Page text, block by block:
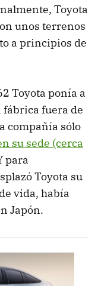
Toyota
unos terrenos
a principios de
Toyota ponía a
fuera de
compañía sólo
su sede (cerca
para
Toyota su
vida, había
Japón.